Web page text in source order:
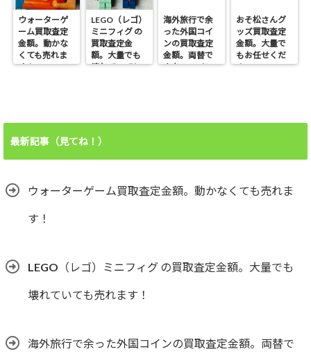
ウォーターゲ
ーム買取査定
金額。動かな
くても売れま
す！
LEGO（レゴ）
ミニフィグ の
買取査定金
額。大量でも
壊れていても
海外旅行で余
った外国コイ
ンの買取査定
金額。両替で
きないコイン
おそ松さんグ
ッズ買取査定
金額。大量で
もお任せくだ
さい。
最新記事（見てね！）
ウォーターゲーム買取査定金額。動かなくても売れま
す！
LEGO（レゴ）ミニフィグ の買取査定金額。大量でも
壊れていても売れます！
海外旅行で余った外国コインの買取査定金額。両替で